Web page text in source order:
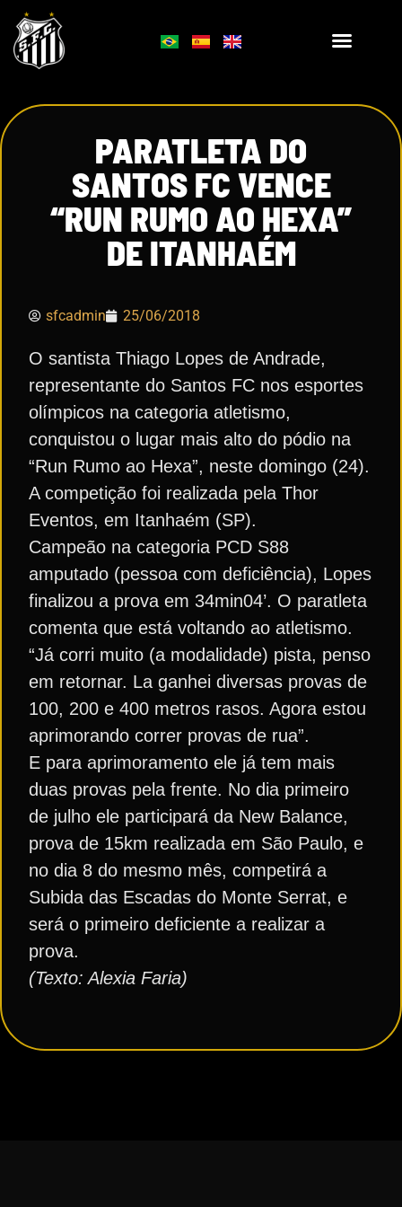
PARATLETA DO
SANTOS FC VENCE
“RUN RUMO AO HEXA”
DE ITANHAÉM
sfcadmin 25/06/2018
O santista Thiago Lopes de Andrade,
representante do Santos FC nos esportes
olímpicos na categoria atletismo,
conquistou o lugar mais alto do pódio na
“Run Rumo ao Hexa”, neste domingo (24).
A competição foi realizada pela Thor
Eventos, em Itanhaém (SP).
Campeão na categoria PCD S88
amputado (pessoa com deficiência), Lopes
finalizou a prova em 34min04’. O paratleta
comenta que está voltando ao atletismo.
“Já corri muito (a modalidade) pista, penso
em retornar. La ganhei diversas provas de
100, 200 e 400 metros rasos. Agora estou
aprimorando correr provas de rua”.
E para aprimoramento ele já tem mais
duas provas pela frente. No dia primeiro
de julho ele participará da New Balance,
prova de 15km realizada em São Paulo, e
no dia 8 do mesmo mês, competirá a
Subida das Escadas do Monte Serrat, e
será o primeiro deficiente a realizar a
prova.
(Texto: Alexia Faria)